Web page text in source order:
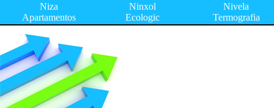
Niza
Apartamentos
Ninxol
Ecologic
Nivela
Termografia